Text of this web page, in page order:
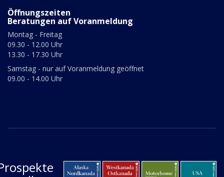
Öffnungszeiten
Beratungen auf Voranmeldung
Montag - Freitag
09.30 - 12.00 Uhr
13.30 - 17.30 Uhr
Samstag - nur auf Voranmeldung geöffnet
09.00 - 14.00 Uhr